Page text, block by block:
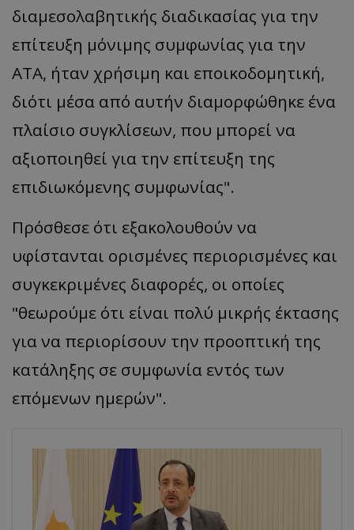
διαμεσολαβητικής διαδικασίας για την
επίτευξη μόνιμης συμφωνίας για την
ΑΤΑ, ήταν χρήσιμη και εποικοδομητική,
διότι μέσα από αυτήν διαμορφώθηκε ένα
πλαίσιο συγκλίσεων, που μπορεί να
αξιοποιηθεί για την επίτευξη της
επιδιωκόμενης συμφωνίας".
Πρόσθεσε ότι εξακολουθούν να
υφίστανται ορισμένες περιορισμένες και
συγκεκριμένες διαφορές, οι οποίες
"θεωρούμε ότι είναι πολύ μικρής έκτασης
για να περιορίσουν την προοπτική της
κατάληξης σε συμφωνία εντός των
επόμενων ημερών".